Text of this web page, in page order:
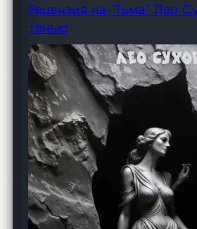
Рецензия на `Тьма` Лео
тенью